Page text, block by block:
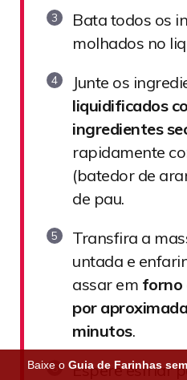
Bata todos os
molhados no
Junte os
liquidificados
ingredientes
rapidamente
(batedor de
de pau.
Transfira a
untada e
assar em forno
por
minutos.
Espere esfriar
Baixe o Guia de Farinhas